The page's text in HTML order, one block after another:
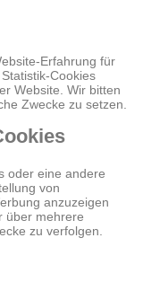
Erfahrung für
Cookies
Website. Wir bitten
Zwecke zu setzen.
oder eine andere
von
anzuzeigen
über mehrere
zu verfolgen.